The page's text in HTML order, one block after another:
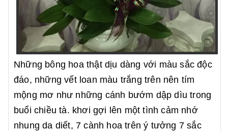
Những bông hoa thật dịu dàng với màu sắc độc
đáo, những vết loan màu trắng trên nên tím
mộng mơ như những cánh bướm dập dìu trong
buổi chiều tà. khơi gợi lên một tình cảm nhớ
nhung da diết, 7 cành hoa trên ý tưởng 7 sắc